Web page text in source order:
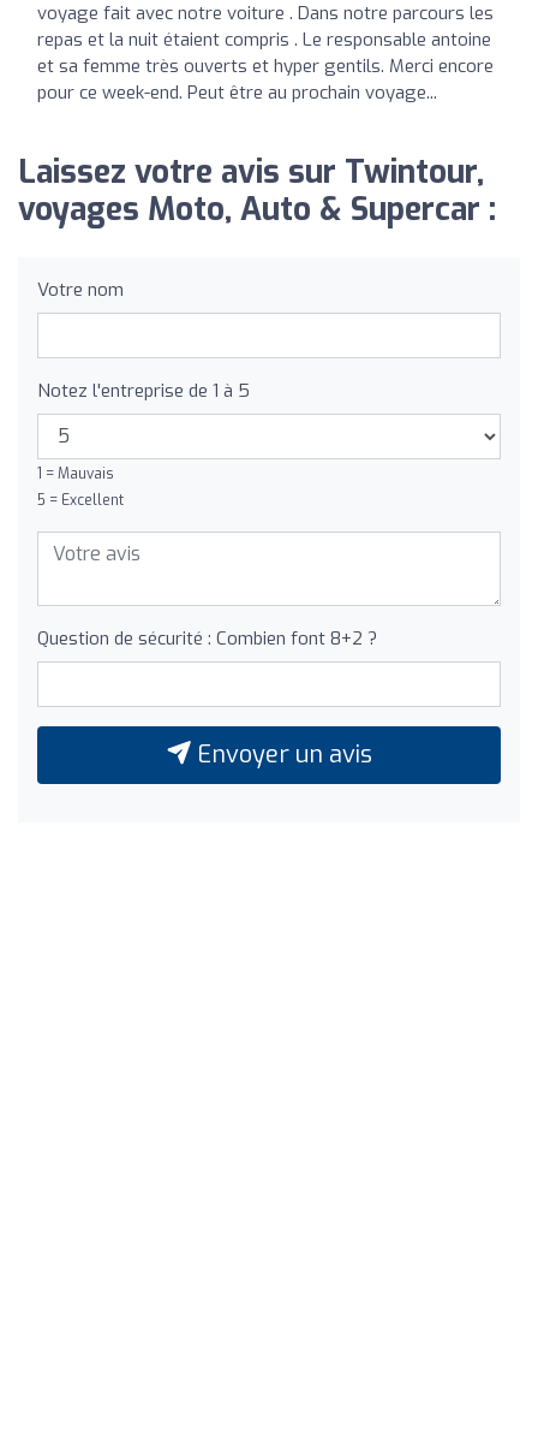
voyage fait avec notre voiture . Dans notre parcours les
repas et la nuit étaient compris . Le responsable antoine
et sa femme très ouverts et hyper gentils. Merci encore
pour ce week-end. Peut être au prochain voyage...
Laissez votre avis sur Twintour,
voyages Moto, Auto & Supercar :
Votre nom
Notez l'entreprise de 1 à 5
1 = Mauvais
5 = Excellent
Question de sécurité : Combien font 8+2 ?
Envoyer un avis